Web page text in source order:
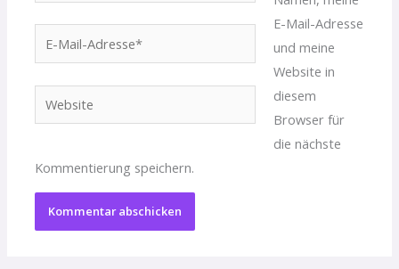
Mail-
Adresse*
Website
E-Mail-Adresse
und meine
Website in
diesem
Browser für
die nächste
Kommentierung speichern.